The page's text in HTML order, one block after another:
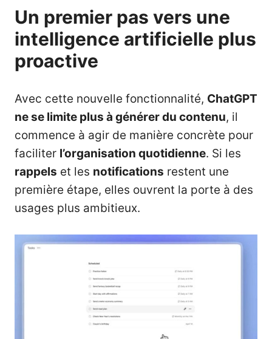
Un premier pas vers une
intelligence artificielle plus
proactive
Avec cette nouvelle fonctionnalité, ChatGPT
ne se limite plus à générer du contenu, il
commence à agir de manière concrète pour
faciliter l’organisation quotidienne. Si les
rappels et les notifications restent une
première étape, elles ouvrent la porte à des
usages plus ambitieux.